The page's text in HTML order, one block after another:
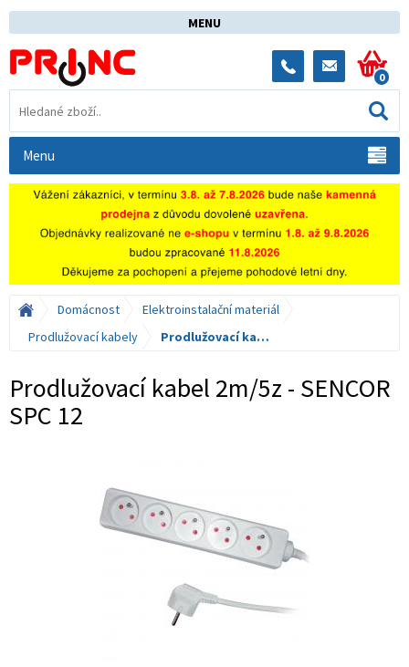
MENU
0
Menu
Domácnost
Elektroinstalační materiál
Prodlužovací kabely
Prodlužovací kabel 2m/5z - SENCOR SPC 12
Prodlužovací kabel 2m/5z - SENCOR
SPC 12